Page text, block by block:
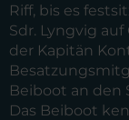
Riff, bis es
Sdr. Lyngvig
der Kapitän
Beiboot an den
Das Beiboot